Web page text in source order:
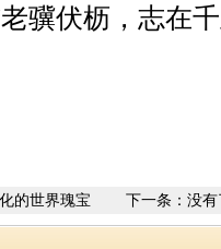
骥伏枥，志在
下一条：没有
的世界瑰宝